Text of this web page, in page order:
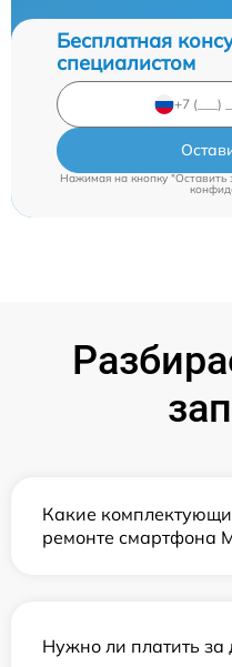
Бесплатная
специалистом
Нажимая на кнопку "Оставить
Какие
ремонте смартфона
Нужно ли платить за